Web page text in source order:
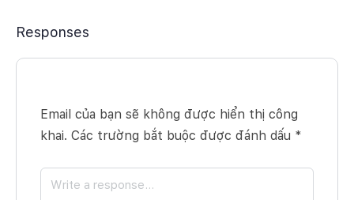
Responses
Email của bạn sẽ không được hiển thị công
khai. Các trường bắt buộc được đánh dấu *